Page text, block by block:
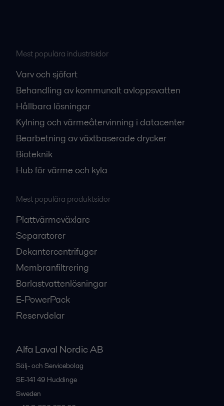
Mest populära industrisidor
Varv och sjöfart
Behandling av kommunalt avloppsvatten
Hållbara lösningar
Kylning och värmeåtervinning i datacenter
Bearbetning av växtbaserade drycker
Bioteknik
Hub för värme och kyla
Mest populära produktsidor
Plattvärmeväxlare
Separatorer
Dekantercentrifuger
Membranfiltrering
Barlastvattenlösningar
E-PowerPack
Reservdelar
Alfa Laval Nordic AB
Sälj- och Servicebolag
SE-141 49 Huddinge
Sweden